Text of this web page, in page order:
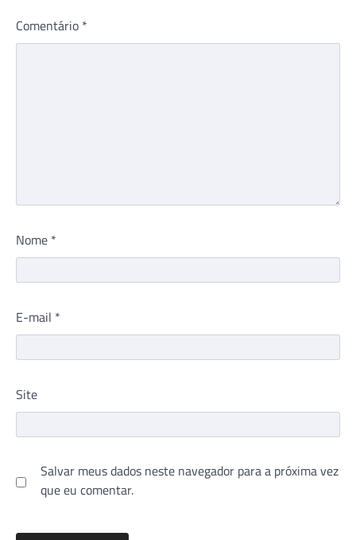
Comentário *
Nome *
E-mail *
Site
Salvar meus dados neste navegador para a próxima vez
que eu comentar.